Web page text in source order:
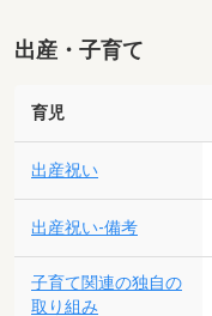
出産・子育て
育児
出産祝い
出産祝い-備考
子育て関連の独自の
取り組み